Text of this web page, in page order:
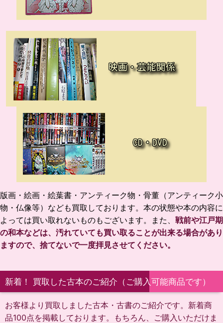
版画・絵画・絵葉書・アンティーク物・ 骨董（アンティーク小
物・仏像等）なども買取しております。本の状態や本の内容に
よっては買い取れないものもございます。また、 戦前や江戸期
の和本などは、汚れていても買い取ることが出来る場合があり
ますので、捨てないで一度拝見させてください。
新着！ 買取した古本のご紹介（ご購入可能商品です）
お客様より買取しました古本・古書のご紹介です。新着商
品100点を掲載しております。もちろん、ご購入いただけま